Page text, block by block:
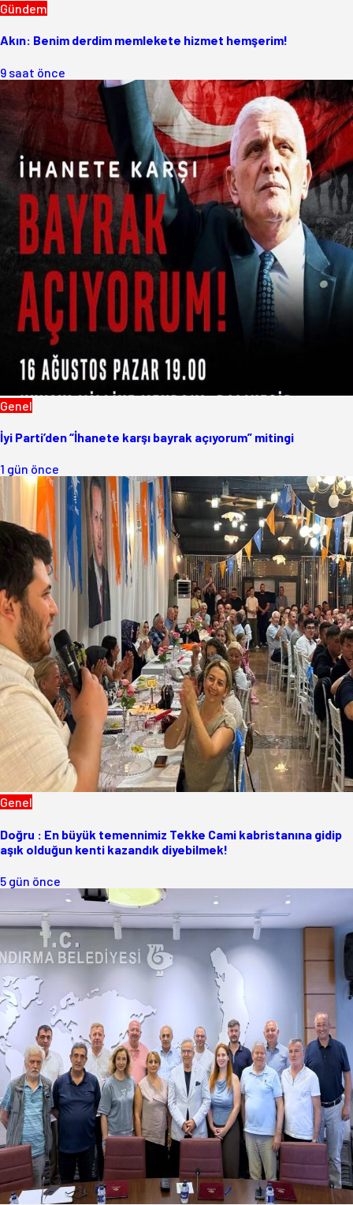
Gündem
Akın: Benim derdim memlekete hizmet hemşerim!
9 saat önce
Genel
İyi Parti’den “İhanete karşı bayrak açıyorum” mitingi
1 gün önce
Genel
Doğru : En büyük temennimiz Tekke Cami kabristanına gidip
aşık olduğun kenti kazandık diyebilmek!
5 gün önce